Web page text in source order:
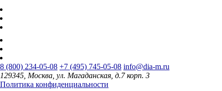
8 (800) 234-05-08 +7 (495) 745-05-08 info@dia-m.ru
129345, Москва, ул. Магаданская, д.7 корп. 3
Политика конфиденциальности